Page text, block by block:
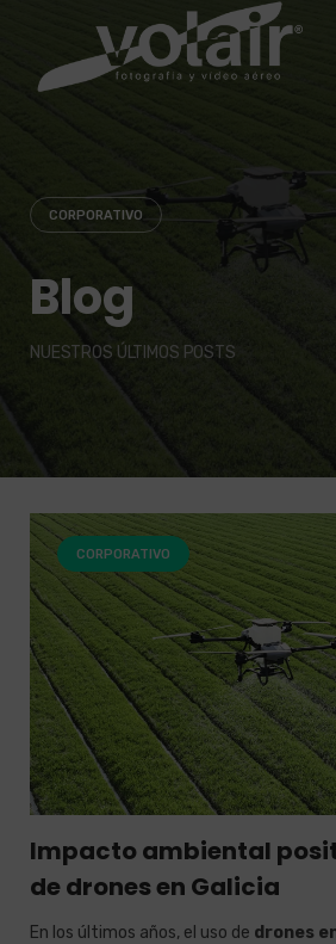
content
CORPORATIVO
Blog
NUESTROS ÚLTIMOS POSTS
CORPORATIVO
Impacto ambiental
de drones en Galicia
En los últimos años, el uso de drones